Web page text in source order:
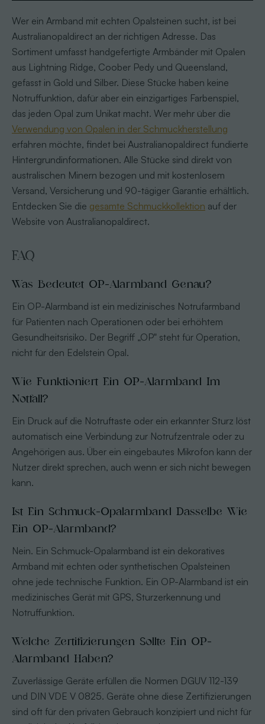
Wer ein Armband mit echten Opalsteinen sucht, ist bei
Australianopaldirect an der richtigen Adresse. Das
Sortiment umfasst handgefertigte Armbänder mit Opalen
aus Lightning Ridge, Coober Pedy und Queensland,
gefasst in Gold und Silber. Diese Stücke haben keine
Notruffunktion, dafür aber ein einzigartiges Farbenspiel,
das jeden Opal zum Unikat macht. Wer mehr über die
Verwendung von Opalen in der Schmuckherstellung
erfahren möchte, findet bei Australianopaldirect fundierte
Hintergrundinformationen. Alle Stücke sind direkt von
australischen Minern bezogen und mit kostenlosem
Versand, Versicherung und 90-tägiger Garantie erhältlich.
Entdecken Sie die gesamte Schmuckkollektion auf der
Website von Australianopaldirect.
FAQ
Was Bedeutet OP-Alarmband Genau?
Ein OP-Alarmband ist ein medizinisches Notrufarmband
für Patienten nach Operationen oder bei erhöhtem
Gesundheitsrisiko. Der Begriff „OP" steht für Operation,
nicht für den Edelstein Opal.
Wie Funktioniert Ein OP-Alarmband Im
Notfall?
Ein Druck auf die Notruftaste oder ein erkannter Sturz löst
automatisch eine Verbindung zur Notrufzentrale oder zu
Angehörigen aus. Über ein eingebautes Mikrofon kann der
Nutzer direkt sprechen, auch wenn er sich nicht bewegen
kann.
Ist Ein Schmuck-Opalarmband Dasselbe Wie
Ein OP-Alarmband?
Nein. Ein Schmuck-Opalarmband ist ein dekoratives
Armband mit echten oder synthetischen Opalsteinen
ohne jede technische Funktion. Ein OP-Alarmband ist ein
medizinisches Gerät mit GPS, Sturzerkennung und
Notruffunktion.
Welche Zertifizierungen Sollte Ein OP-
Alarmband Haben?
Zuverlässige Geräte erfüllen die Normen DGUV 112-139
und DIN VDE V 0825. Geräte ohne diese Zertifizierungen
sind oft für den privaten Gebrauch konzipiert und nicht für